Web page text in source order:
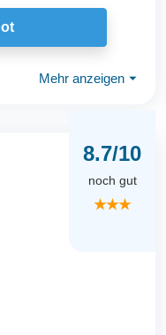
Mehr anzeigen ⏷
8.7/10
noch gut
★★★